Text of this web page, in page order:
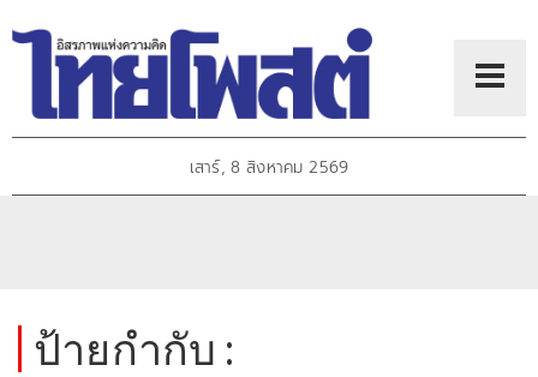
เสาร์, 8 สิงหาคม 2569
ป้ายกำกับ :